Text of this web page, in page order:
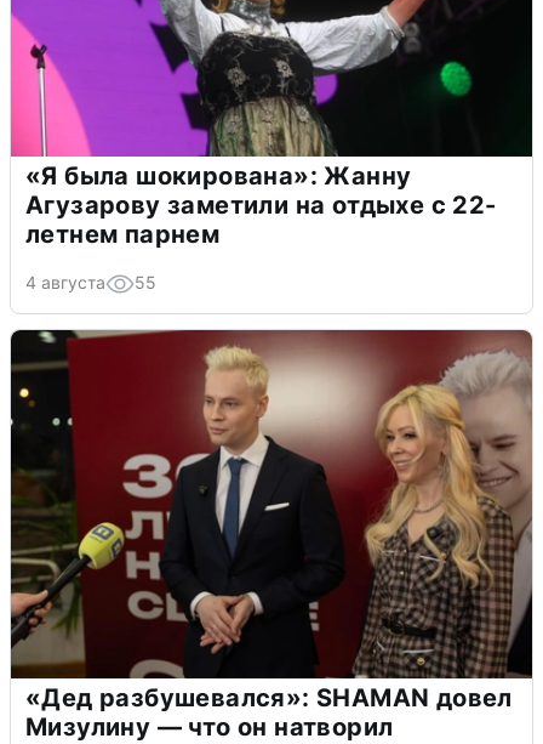
«Я была шокирована»: Жанну
Агузарову заметили на отдыхе с 22-
летнем парнем
4 августа 55
«Дед разбушевался»: SHAMAN довел
Мизулину — что он натворил